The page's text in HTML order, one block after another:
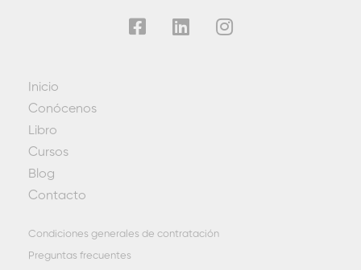
Inicio
Conócenos
Libro
Cursos
Blog
Contacto
Condiciones generales de contratación
Preguntas frecuentes